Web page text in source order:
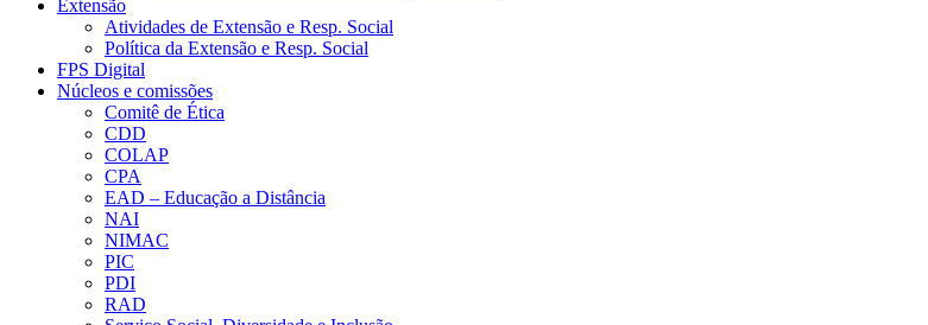
Extensão
Atividades de Extensão e Resp. Social
Política da Extensão e Resp. Social
FPS Digital
Núcleos e comissões
Comitê de Ética
CDD
COLAP
CPA
EAD – Educação a Distância
NAI
NIMAC
PIC
PDI
RAD